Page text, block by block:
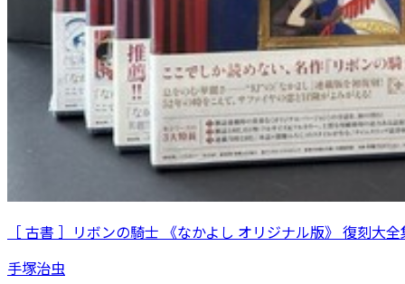
［ 古書 ］リボンの騎士 《なかよし オリジナル版》 復刻大
手塚治虫